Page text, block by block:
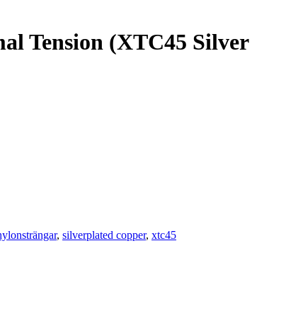
Tension (XTC45 Silver
, silverplated copper, xtc45